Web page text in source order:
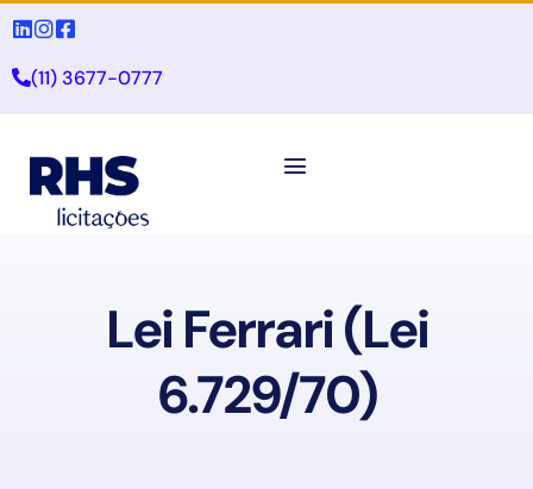
(11) 3677-0777
Lei Ferrari (Lei
6.729/70)